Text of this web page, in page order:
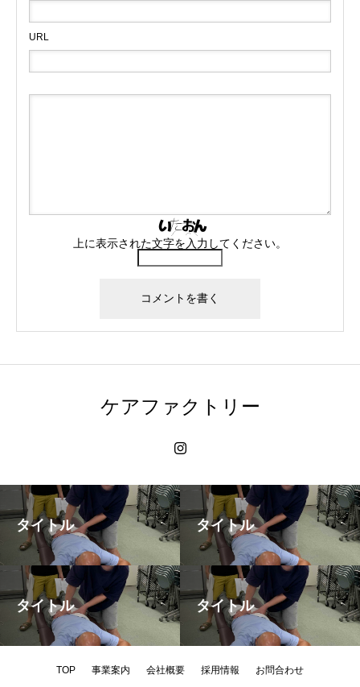
URL
上に表示された文字を入力してください。
ケアファクトリー
タイトル タイトル
タイトル タイトル
TOP 事業案内 会社概要 採用情報 お問合わせ